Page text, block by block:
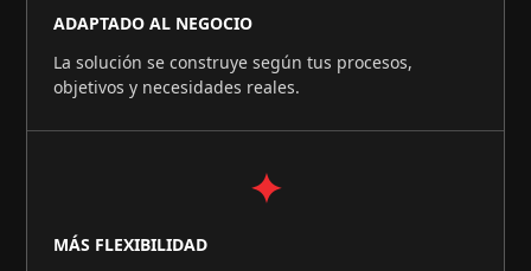
ADAPTADO AL NEGOCIO
La solución se construye según tus procesos,
objetivos y necesidades reales.
✦
MÁS FLEXIBILIDAD